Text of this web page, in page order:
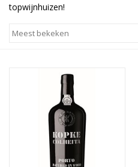
topwijnhuizen!